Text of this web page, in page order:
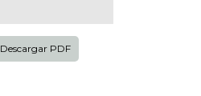
Descargar PDF